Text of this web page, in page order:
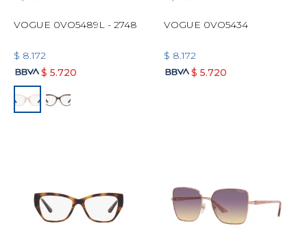
VOGUE 0VO5489L - 2748
$ 8.172
$ 5.720
VOGUE 0VO5434
$ 8.172
$ 5.720